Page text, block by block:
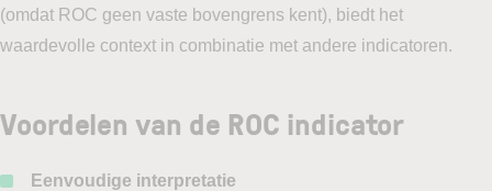
(omdat ROC geen vaste bovengrens kent), biedt het
waardevolle context in combinatie met andere indicatoren.
Voordelen van de ROC indicator
Eenvoudige interpretatie